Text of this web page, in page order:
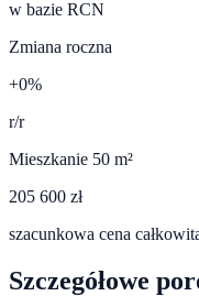
w bazie RCN
Zmiana roczna
+0%
r/r
Mieszkanie 50 m²
205 600 zł
szacunkowa cena
Szczegółowe